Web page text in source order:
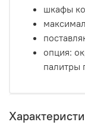
шкафы
опция:
палитры